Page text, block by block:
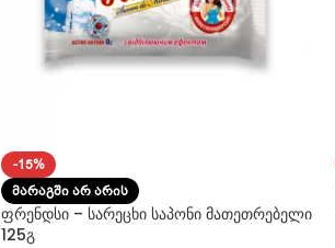
-15%
ᲛᲐᲠᲐᲒᲨᲘ ᲐᲠ ᲐᲠᲘᲡ
ფრენდსი – სარეცხი საპონი მათეთრებელი
125გ